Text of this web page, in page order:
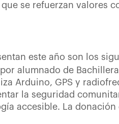
se refuerzan valores
este año son los
alumnado de
Arduino, GPS y
la seguridad
accesible. La donación